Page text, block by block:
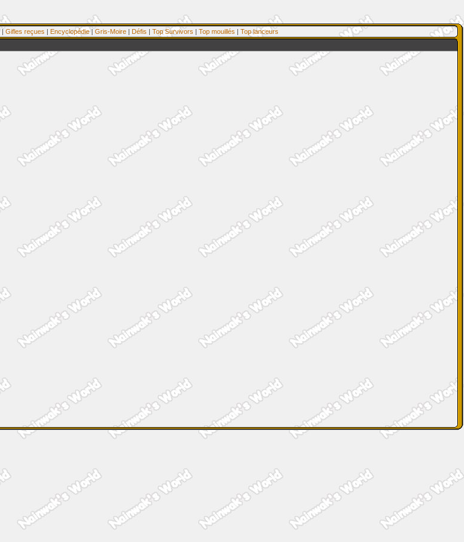
| Gifles reçues | Encyclopédie| Gris-Moire | Défis | Top Survivors | Top mouillés | Top lanceurs